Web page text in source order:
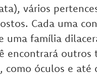
vários
Cada uma
uma família
encontrará outros
como óculos e até